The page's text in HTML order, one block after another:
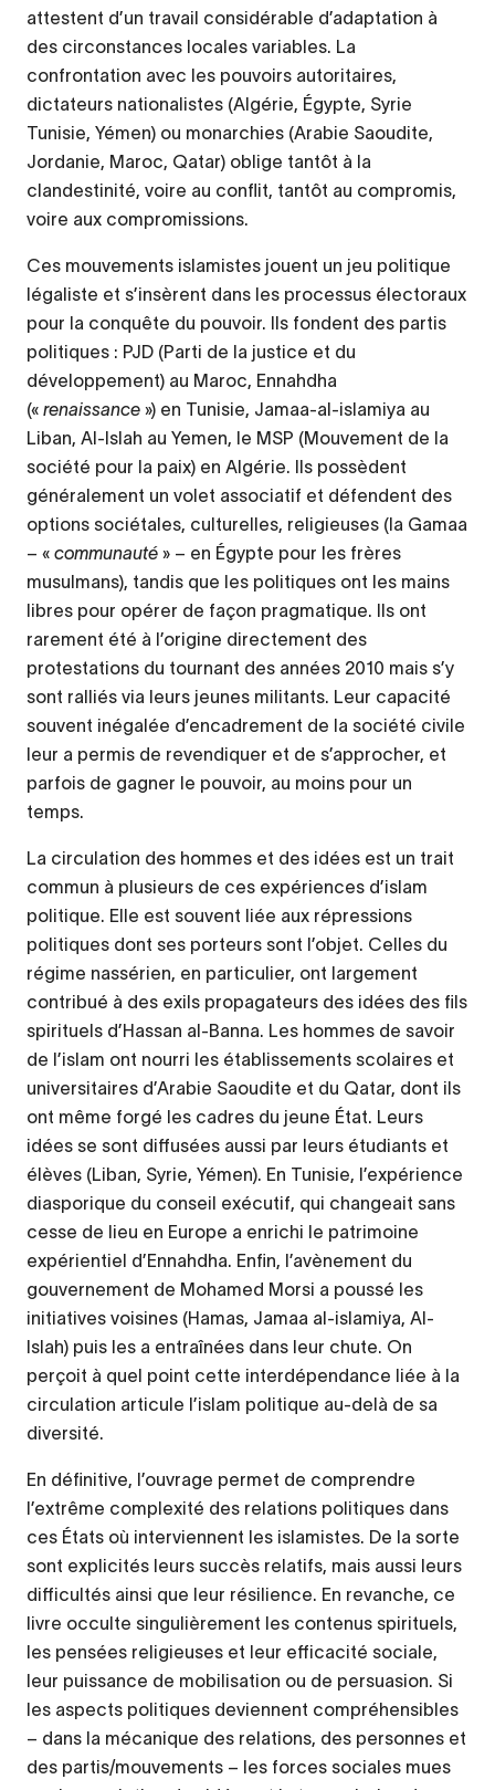
attestent d’un travail considérable d’adaptation à
des circonstances locales variables. La
confrontation avec les pouvoirs autoritaires,
dictateurs nationalistes (Algérie, Égypte, Syrie
Tunisie, Yémen) ou monarchies (Arabie Saoudite,
Jordanie, Maroc, Qatar) oblige tantôt à la
clandestinité, voire au conflit, tantôt au compromis,
voire aux compromissions.
Ces mouvements islamistes jouent un jeu politique
légaliste et s’insèrent dans les processus électoraux
pour la conquête du pouvoir. Ils fondent des partis
politiques : PJD (Parti de la justice et du
développement) au Maroc, Ennahdha
(« renaissance ») en Tunisie, Jamaa-al-islamiya au
Liban, Al-Islah au Yemen, le MSP (Mouvement de la
société pour la paix) en Algérie. Ils possèdent
généralement un volet associatif et défendent des
options sociétales, culturelles, religieuses (la Gamaa
– « communauté » – en Égypte pour les frères
musulmans), tandis que les politiques ont les mains
libres pour opérer de façon pragmatique. Ils ont
rarement été à l’origine directement des
protestations du tournant des années 2010 mais s’y
sont ralliés via leurs jeunes militants. Leur capacité
souvent inégalée d’encadrement de la société civile
leur a permis de revendiquer et de s’approcher, et
parfois de gagner le pouvoir, au moins pour un
temps.
La circulation des hommes et des idées est un trait
commun à plusieurs de ces expériences d’islam
politique. Elle est souvent liée aux répressions
politiques dont ses porteurs sont l’objet. Celles du
régime nassérien, en particulier, ont largement
contribué à des exils propagateurs des idées des fils
spirituels d’Hassan al-Banna. Les hommes de savoir
de l’islam ont nourri les établissements scolaires et
universitaires d’Arabie Saoudite et du Qatar, dont ils
ont même forgé les cadres du jeune État. Leurs
idées se sont diffusées aussi par leurs étudiants et
élèves (Liban, Syrie, Yémen). En Tunisie, l’expérience
diasporique du conseil exécutif, qui changeait sans
cesse de lieu en Europe a enrichi le patrimoine
expérientiel d’Ennahdha. Enfin, l’avènement du
gouvernement de Mohamed Morsi a poussé les
initiatives voisines (Hamas, Jamaa al-islamiya, Al-
Islah) puis les a entraînées dans leur chute. On
perçoit à quel point cette interdépendance liée à la
circulation articule l’islam politique au-delà de sa
diversité.
En définitive, l’ouvrage permet de comprendre
l’extrême complexité des relations politiques dans
ces États où interviennent les islamistes. De la sorte
sont explicités leurs succès relatifs, mais aussi leurs
difficultés ainsi que leur résilience. En revanche, ce
livre occulte singulièrement les contenus spirituels,
les pensées religieuses et leur efficacité sociale,
leur puissance de mobilisation ou de persuasion. Si
les aspects politiques deviennent compréhensibles
– dans la mécanique des relations, des personnes et
des partis/mouvements – les forces sociales mues